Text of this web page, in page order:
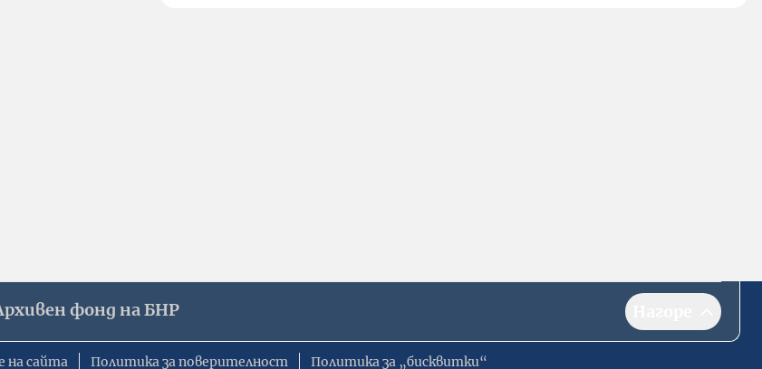
фонд на БНР
на сайта Политика за поверителност Политика за „бисквитки“